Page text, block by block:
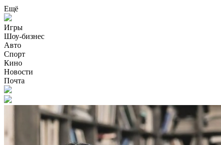
Ещё
Игры
Шоу-бизнес
Авто
Спорт
Кино
Новости
Почта